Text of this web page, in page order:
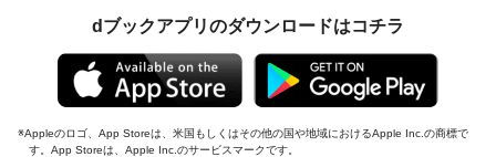
dブックアプリのダウンロードはコチラ
Appleのロゴ、App Storeは、米国もしくはその他の国や地域におけるApple Inc.の商標で
す。App Storeは、Apple Inc.のサービスマークです。